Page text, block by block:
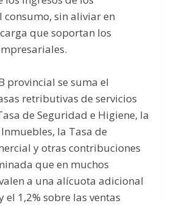
sin aliviar en
que soportan los
provincial se suma el
retributivas de servicios
de Seguridad e Higiene, la
la Tasa de
y otras contribuciones
que en muchos
a una alícuota adicional
el 1,2% sobre las ventas